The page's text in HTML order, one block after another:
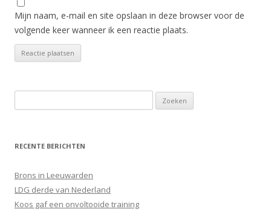
Mijn naam, e-mail en site opslaan in deze browser voor de
volgende keer wanneer ik een reactie plaats.
naar:
RECENTE BERICHTEN
Brons in Leeuwarden
LDG derde van Nederland
Koos gaf een onvoltooide training